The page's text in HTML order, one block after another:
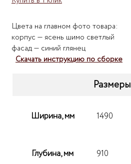
стол
Цвета на главном фото товара:
корпус — ясень шимо светлый
фасад — синий глянец
Скачать инструкцию по сборке
Размеры
Ширина, мм 1490
Глубина, мм 910